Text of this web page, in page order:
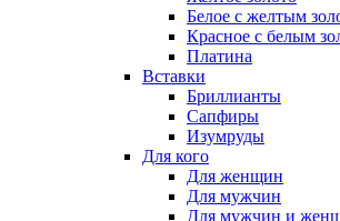
Белое с желтым
Красное с белым
Платина
Вставки
Бриллианты
Сапфиры
Изумруды
Для кого
Для женщин
Для мужчин
Для мужчин и